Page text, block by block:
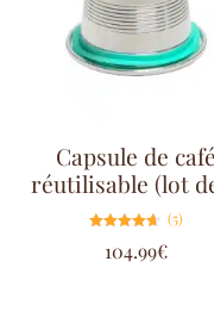
Capsule de café
réutilisable (lot
4.60
sur 5
(5)
104.99€